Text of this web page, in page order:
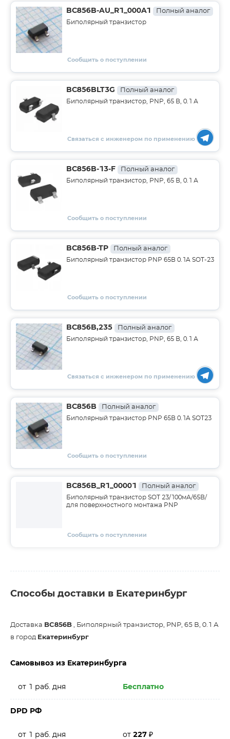
BC856B-AU_R1_000A1 Полный аналог
Биполярный транзистор
Сообщить о поступлении
BC856BLT3G Полный аналог
Биполярный транзистор, PNP, 65 В, 0.1 А
Связаться с инженером по применению
BC856B-13-F Полный аналог
Биполярный транзистор, PNP, 65 В, 0.1 А
Сообщить о поступлении
BC856B-TP Полный аналог
Биполярный транзистор PNP 65В 0.1A SOT-23
Сообщить о поступлении
BC856B,235 Полный аналог
Биполярный транзистор, PNP, 65 В, 0.1 А
Связаться с инженером по применению
BC856B Полный аналог
Биполярный транзистор PNP 65В 0.1A SOT23
Сообщить о поступлении
BC856B_R1_00001 Полный аналог
Биполярный транзистор SOT 23/100мА/65В/
для поверхностного монтажа PNP
Сообщить о поступлении
Способы доставки в Екатеринбург
Доставка BC856B , Биполярный транзистор, PNP, 65 В, 0.1 А
в город Екатеринбург
Самовывоз из Екатеринбурга
от 1 раб. дня Бесплатно
DPD РФ
от 1 раб. дня от 227 ₽